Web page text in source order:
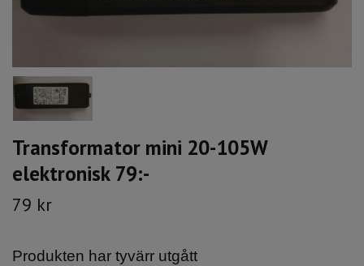
Transformator mini 20-105W
elektronisk 79:-
79 kr
Produkten har tyvärr utgått